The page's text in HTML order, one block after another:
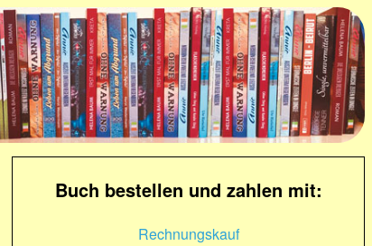
Buch bestellen und zahlen mit:
Rechnungskauf